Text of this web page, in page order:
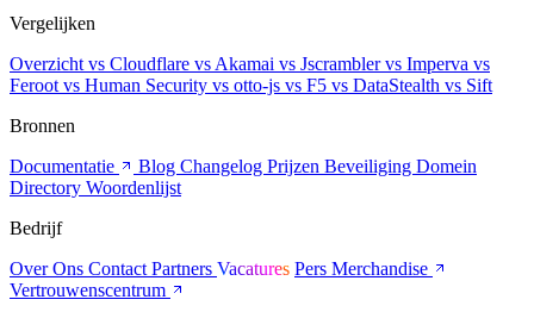
Vergelijken
Overzicht vs Cloudflare vs Akamai vs Jscramblervs Imperva vs
Feroot vs Human Security vs otto-js vs F5 vs DataStealth vs Sift
Bronnen
Documentatie
Blog Changelog Prijzen Beveiliging Domein
Directory Woordenlijst
Bedrijf
Over Ons Contact Partners Vacatures Pers Merchandise
Vertrouwenscentrum